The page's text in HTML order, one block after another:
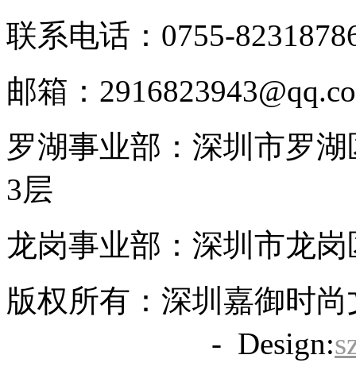
联系电话：0755-
邮箱：
罗湖事业部：深圳市罗
3层
龙岗事业部：深圳市龙
版权所有：深圳嘉御时
- Design: